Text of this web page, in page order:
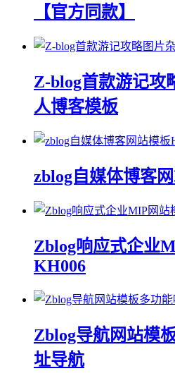
【官方同款】
Z-blog首款游记攻
人博客模板
zblog自媒体博客
Zblog响应式企业
KH006
Zblog导航网站模
址导航